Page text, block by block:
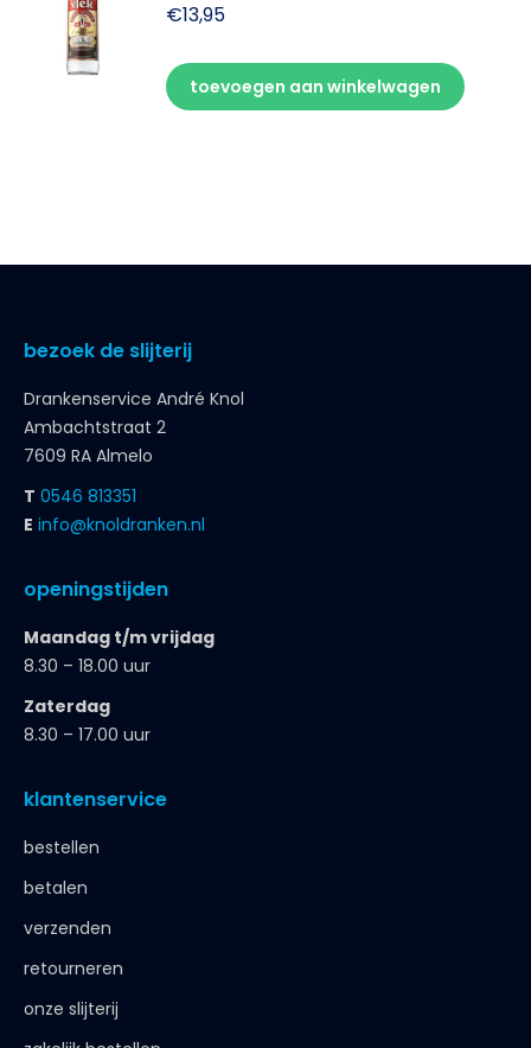
€13,95
toevoegen aan winkelwagen
bezoek de slijterij
Drankenservice André Knol
Ambachtstraat 2
7609 RA Almelo
T 0546 813351
E info@knoldranken.nl
openingstijden
Maandag t/m vrijdag
8.30 – 18.00 uur
Zaterdag
8.30 – 17.00 uur
klantenservice
bestellen
betalen
verzenden
retourneren
onze slijterij